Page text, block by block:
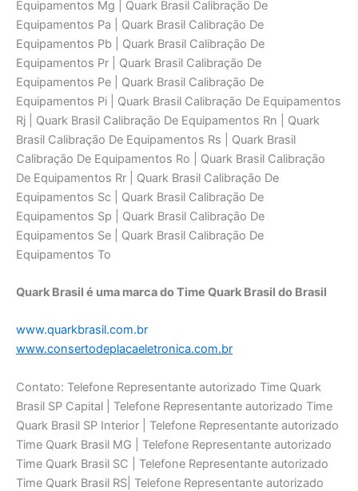
Quark Brasil é uma marca do Time Quark Brasil do Brasil
www.quarkbrasil.com.br
www.consertodeplacaeletronica.com.br
Contato: Telefone Representante autorizado Time Quark
Brasil SP Capital | Telefone Representante autorizado Time
Quark Brasil SP Interior | Telefone Representante autorizado
Time Quark Brasil MG | Telefone Representante autorizado
Time Quark Brasil SC | Telefone Representante autorizado
Time Quark Brasil RS| Telefone Representante autorizado